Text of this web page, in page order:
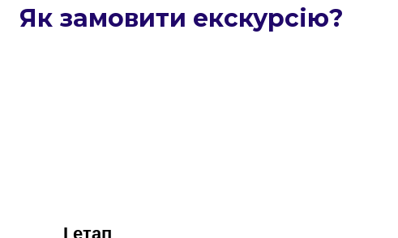
I етап
Як замовити екскурсію?